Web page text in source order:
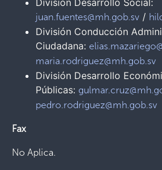
División Desarrollo Social:
juan.fuentes@mh.gob.sv /
División Conducción
Ciudadana:
maria.rodriguez@mh.gob.sv
División Desarrollo
Públicas:
pedro.rodriguez@mh.gob.sv
Fax
No Aplica.